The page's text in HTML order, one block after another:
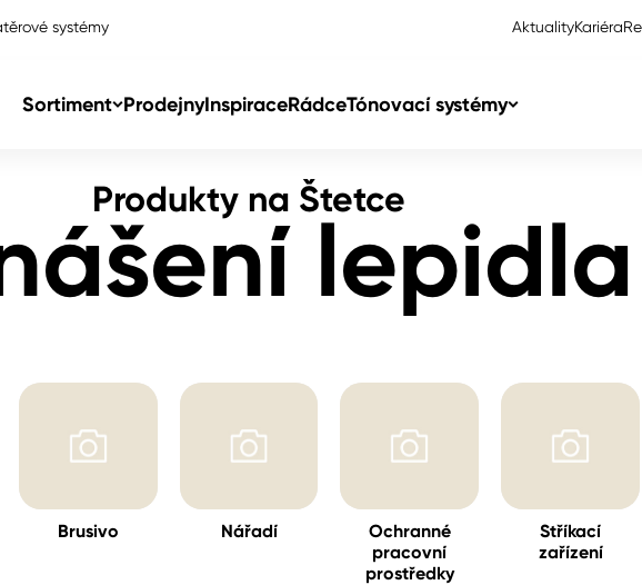
systémy AktualityKariéra
Sortiment ProdejnyInspiraceRádceTónovací systémy
Colorlak Profi
Produkty na Štetce
lepidla
Brusivo Nářadí
Ochranné
pracovní
prostředky
Stříkací
zařízení